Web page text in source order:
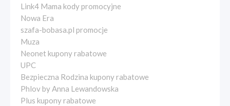
Link4 Mama kody promocyjne
Nowa Era
szafa-bobasa.pl promocje
Muza
Neonet kupony rabatowe
UPC
Bezpieczna Rodzina kupony rabatowe
Phlov by Anna Lewandowska
Plus kupony rabatowe